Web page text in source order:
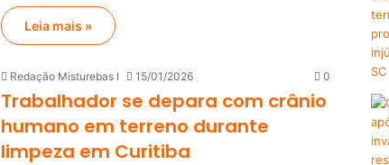
Leia mais »
Redação Misturebas I 15/01/2026 0
Trabalhador se depara com crânio
humano em terreno durante
limpeza em Curitiba